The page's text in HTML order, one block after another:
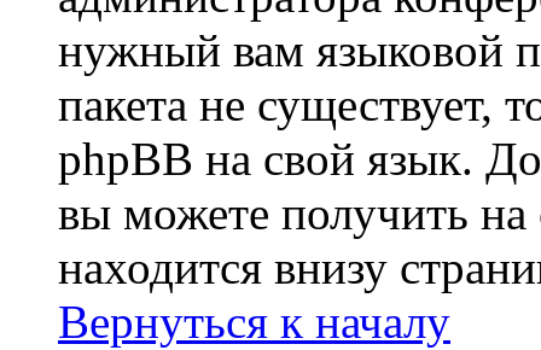
нужный вам языковой
пакета не существует,
phpBB на свой язык.
вы можете получить на
находится внизу
Вернуться к началу